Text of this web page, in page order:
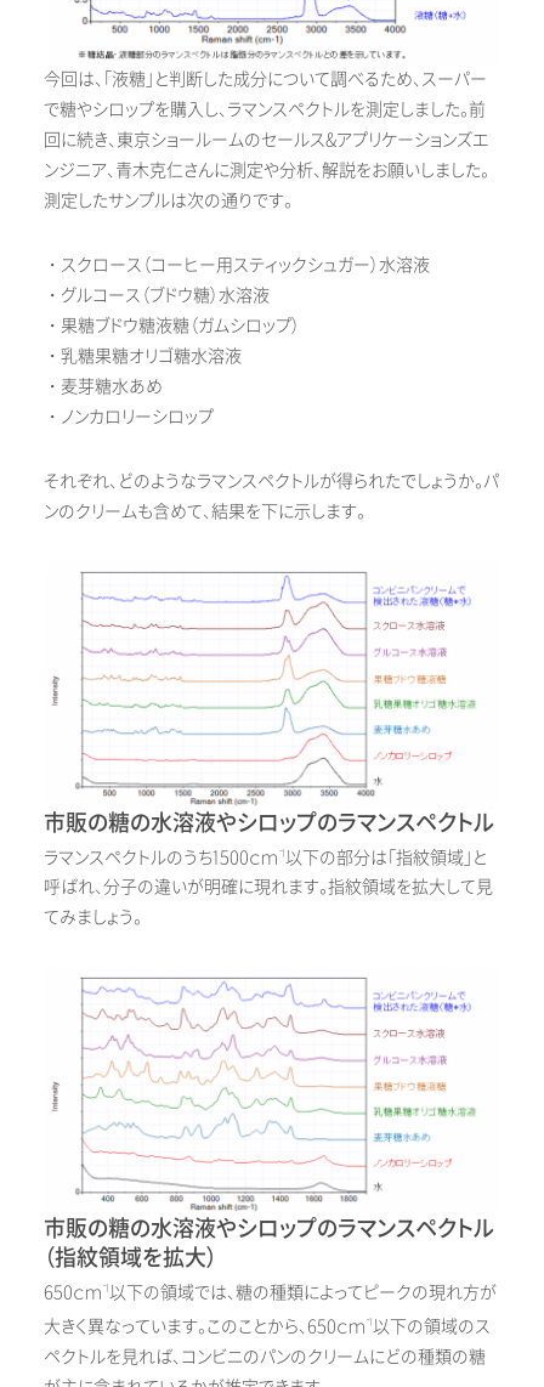
今回は、「液糖」と判断した成分について調べるため、スーパー
で糖やシロップを購入し、ラマンスペクトルを測定しました。前
回に続き、東京ショールームのセールス&アプリケーションズエ
ンジニア、青木克仁さんに測定や分析、解説をお願いしました。
測定したサンプルは次の通りです。
・スクロース（コーヒー用スティックシュガー）水溶液
・グルコース（ブドウ糖）水溶液
・果糖ブドウ糖液糖（ガムシロップ）
・乳糖果糖オリゴ糖水溶液
・麦芽糖水あめ
・ノンカロリーシロップ
それぞれ、どのようなラマンスペクトルが得られたでしょうか。パ
ンのクリームも含めて、結果を下に示します。
市販の糖の水溶液やシロップのラマンスペクトル
ラマンスペクトルのうち1500ｃｍ ⁻1以下の部分は「指紋領域」と
呼ばれ、分子の違いが明確に現れます。指紋領域を拡大して見
てみましょう。
市販の糖の水溶液やシロップのラマンスペクトル
（指紋領域を拡大）
650ｃｍ ⁻1 以下の領域では、糖の種類によってピークの現れ方が
大きく異なっています。このことから、650ｃｍ ⁻1 以下の領域のス
ペクトルを見れば、コンビニのパンのクリームにどの種類の糖